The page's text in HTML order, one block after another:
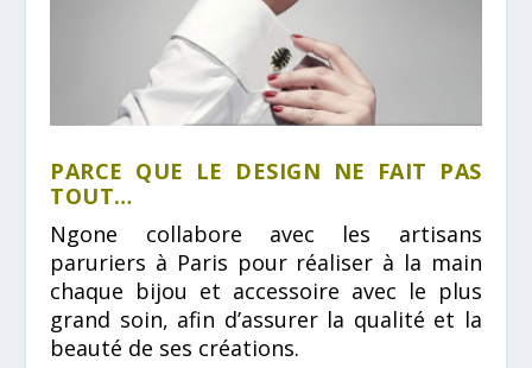
PARCE QUE LE DESIGN NE FAIT PAS
TOUT…
Ngone collabore avec les artisans
paruriers à Paris pour réaliser à la main
chaque bijou et accessoire avec le plus
grand soin, afin d’assurer la qualité et la
beauté de ses créations.